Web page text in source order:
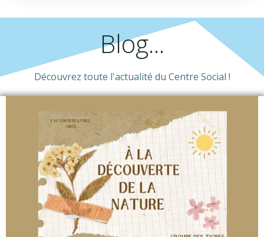
Blog...
Découvrez toute l'actualité du Centre Social !